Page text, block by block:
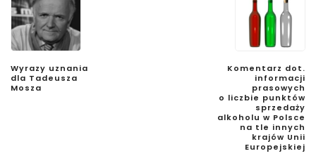
Wyrazy uznania
dla Tadeusza
Mosza
Komentarz dot.
informacji
prasowych
o liczbie punktów
sprzedaży
alkoholu w Polsce
na tle innych
krajów Unii
Europejskiej